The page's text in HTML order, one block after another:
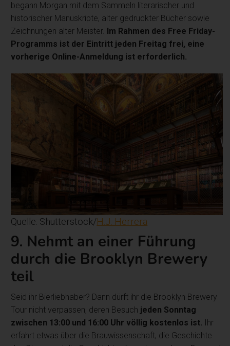
begann Morgan mit dem Sammeln literarischer und
historischer Manuskripte, alter gedruckter Bücher sowie
Zeichnungen alter Meister. Im Rahmen des Free Friday-
Programms ist der Eintritt jeden Freitag frei, eine
vorherige Online-Anmeldung ist erforderlich.
Quelle: Shutterstock/H.J. Herrera
9. Nehmt an einer Führung
durch die Brooklyn Brewery
teil
Seid ihr Bierliebhaber? Dann dürft ihr die Brooklyn Brewery
Tour nicht verpassen, deren Besuch jeden Sonntag
zwischen 13:00 und 16:00 Uhr völlig kostenlos ist. Ihr
erfahrt etwas über die Brauwissenschaft, die Geschichte